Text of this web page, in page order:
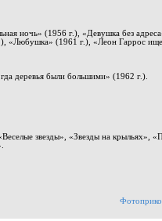
ночь» (1956 г.), «Девушка без
«Любушка» (1961 г.), «Леон Гаррос
деревья были большими» (1962 г.).
звезды», «Звезды на крыльях»,